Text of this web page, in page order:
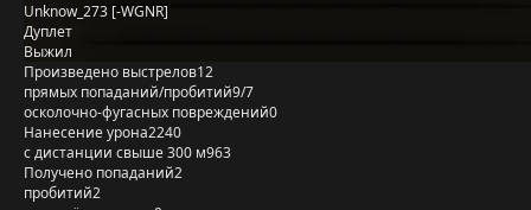
Unknow_273 [-WGNR]
Дуплет
Выжил
Произведено выстрелов12
прямых попаданий/пробитий9/7
осколочно-фугасных повреждений0
Нанесение урона2240
с дистанции свыше 300 м963
Получено попаданий2
пробитий2